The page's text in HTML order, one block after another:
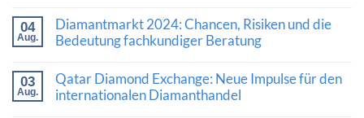
Nachfrage
nach
Diamanten
Schmuck
bedeutet
zu
Kaschmir-
Saphir
Rekordpreis:
Was
Auktionsergebnisse
04
Aug.
Diamantmarkt 2024: Chancen, Risiken und die
Bedeutung fachkundiger Beratung
zu
Diamantmarkt
2024:
03
Aug.
Qatar Diamond Exchange: Neue Impulse für den
internationalen Diamanthandel